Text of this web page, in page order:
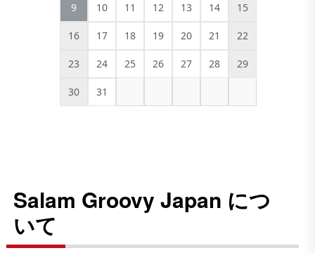
9 10 11 12 13 14 15
16 17 18 19 20 21 22
23 24 25 26 27 28 29
30 31
Salam Groovy Japan につ
いて